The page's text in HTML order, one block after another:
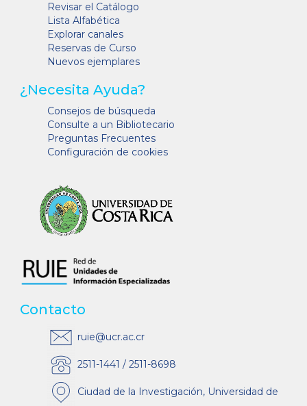
Revisar el Catálogo
Lista Alfabética
Explorar canales
Reservas de Curso
Nuevos ejemplares
¿Necesita Ayuda?
Consejos de búsqueda
Consulte a un Bibliotecario
Preguntas Frecuentes
Configuración de cookies
Contacto
ruie@ucr.ac.cr
2511-1441 / 2511-8698
Ciudad de la Investigación, Universidad de